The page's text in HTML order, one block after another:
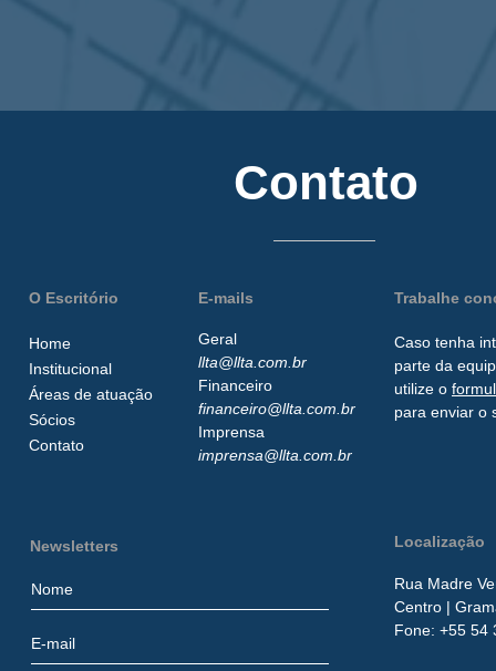
Contato
O Escritório
Home
Institucional
Áreas de atuação
Sócios
Contato
E-mails
Geral
llta@llta.com.br
Financeiro
financeiro@llta.com.br
Imprensa
imprensa@llta.com.br
Trabalhe
Caso tenha
parte da
utilize o
para enviar o
Newsletters Localização
Rua Madre
Centro |
​Fone: +55 54